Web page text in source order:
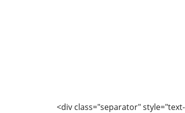
<div class="separator"